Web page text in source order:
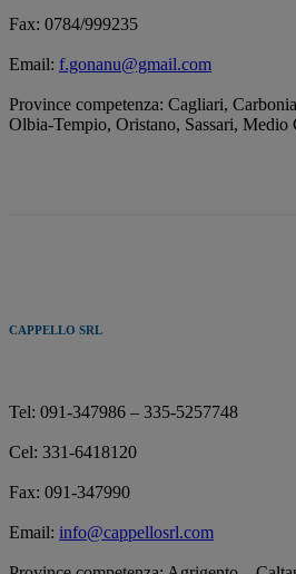
Fax: 0784/999235
Email: f.gonanu@gmail.com
Province competenza: Cagliari,
Olbia-Tempio, Oristano, Sassari, Medio
CAPPELLO SRL
Tel: 091-347986 – 335-5257748
Cel: 331-6418120
Fax: 091-347990
Email: info@cappellosrl.com